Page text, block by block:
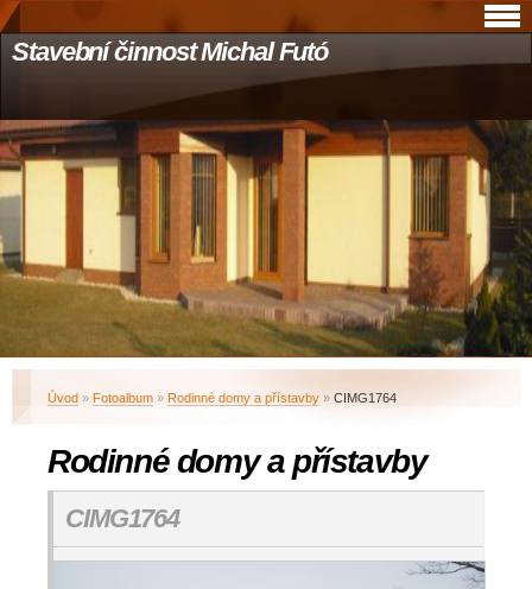
Stavební činnost Michal Futó
Úvod » Fotoalbum » Rodinné domy a přístavby » CIMG1764
Rodinné domy a přístavby
CIMG1764